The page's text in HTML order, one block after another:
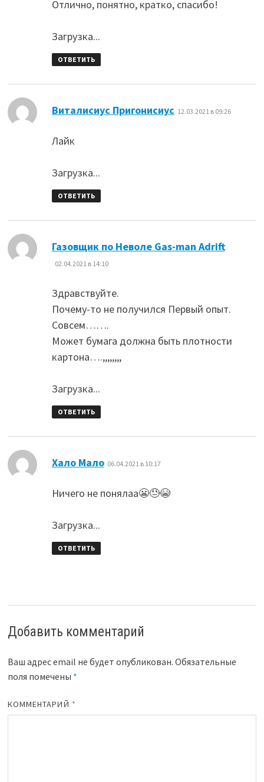
Отлично, понятно, кратко, спасибо!
Загрузка...
ОТВЕТИТЬ
Виталисиус Пригонисиус 12.03.2021 в 09:26
Лайк
Загрузка...
ОТВЕТИТЬ
Газовщик по Неволе Gas-man Adrift:
02.04.2021 в 14:10
Здравствуйте.
Почему-то не получился Первый опыт.
Совсем…….
Может бумага должна быть плотности
картона….,,,,,,,,
Загрузка...
ОТВЕТИТЬ
Хало Мало: 06.04.2021 в 10:17
Ничего не понялаа😬😓😭
Загрузка...
ОТВЕТИТЬ
Добавить комментарий
Ваш адрес email не будет опубликован. Обязательные
поля помечены *
КОММЕНТАРИЙ *